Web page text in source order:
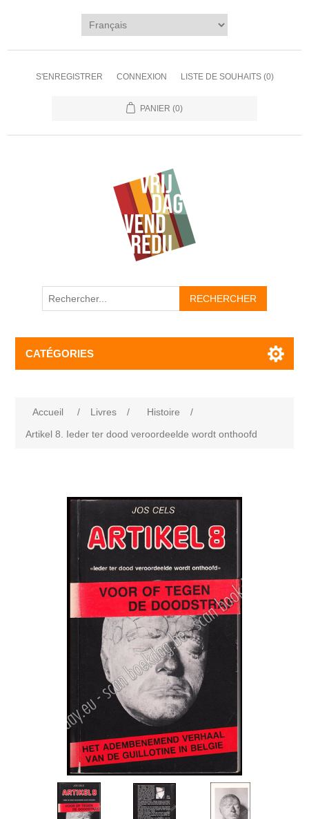
S'ENREGISTRER CONNEXION LISTE DE SOUHAITS (0)
PANIER (0)
CATÉGORIES
Accueil / Livres / Histoire
/
Artikel 8. Ieder ter dood veroordeelde wordt onthoofd